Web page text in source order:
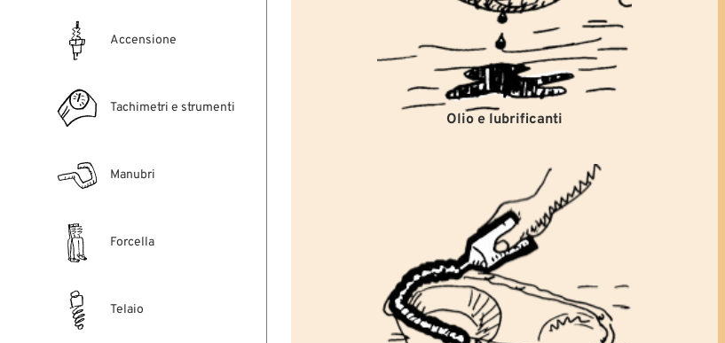
Accensione
Tachimetri e strumenti
Manubri
Forcella
Telaio
Olio e lubrificanti